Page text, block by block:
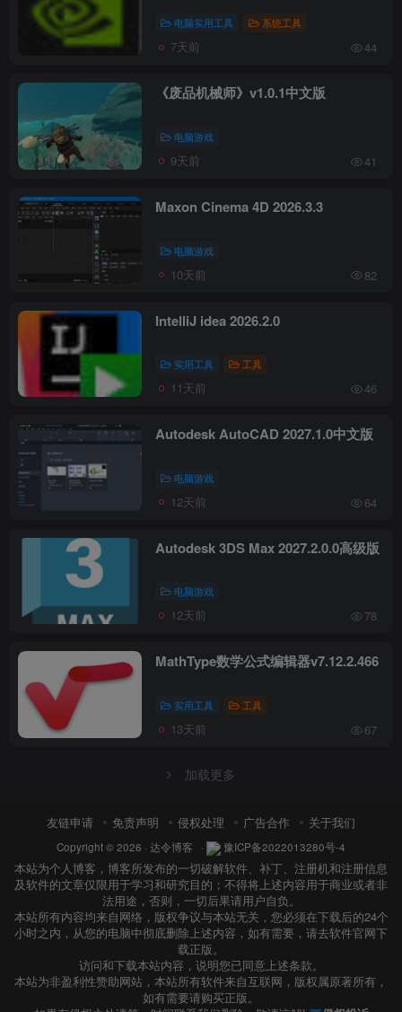
电脑实用工具 系统工具
7天前 44
《废品机械师》v1.0.1中文版
电脑游戏
9天前 41
Maxon Cinema 4D 2026.3.3
电脑游戏
10天前 82
IntelliJ idea 2026.2.0
实用工具 工具
11天前 46
Autodesk AutoCAD 2027.1.0中文版
电脑游戏
12天前 64
Autodesk 3DS Max 2027.2.0.0高级版
电脑游戏
12天前 78
MathType数学公式编辑器v7.12.2.466
实用工具 工具
13天前 67
加载更多
友链申请 免责声明 侵权处理 广告合作 关于我们
Copyright © 2026 · 达令博客 · 豫ICP备2022013280号-4
本站为个人博客，博客所发布的一切破解软件、补丁、注册机和注册信息
及软件的文章仅限用于学习和研究目的；不得将上述内容用于商业或者非
法用途，否则，一切后果请用户自负。
本站所有内容均来自网络，版权争议与本站无关，您必须在下载后的24个
小时之内，从您的电脑中彻底删除上述内容，如有需要，请去软件官网下
载正版。
访问和下载本站内容，说明您已同意上述条款。
本站为非盈利性赞助网站，本站所有软件来自互联网，版权属原著所有，
如有需要请购买正版。